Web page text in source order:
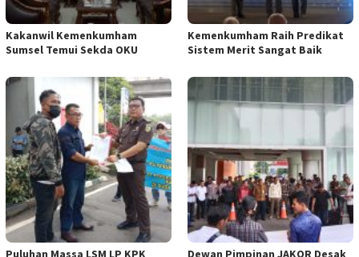
Kakanwil Kemenkumham
Sumsel Temui Sekda OKU
Kemenkumham Raih Predikat
Sistem Merit Sangat Baik
Puluhan Massa LSM LP KPK Dewan Pimpinan JAKOR Desak